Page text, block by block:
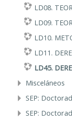
LD08.
LD09.
LD10.
LD11.
LD45.
Misceláneos
SEP:
SEP: